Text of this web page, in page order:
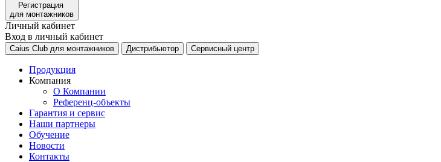
Регистрация
для монтажников
Личный кабинет
Вход в личный кабинет
Caius Club для монтажников Дистрибьютор Сервисный центр
Продукция
Компания
О Компании
Референц-объекты
Гарантия и сервис
Наши партнеры
Обучение
Новости
Контакты